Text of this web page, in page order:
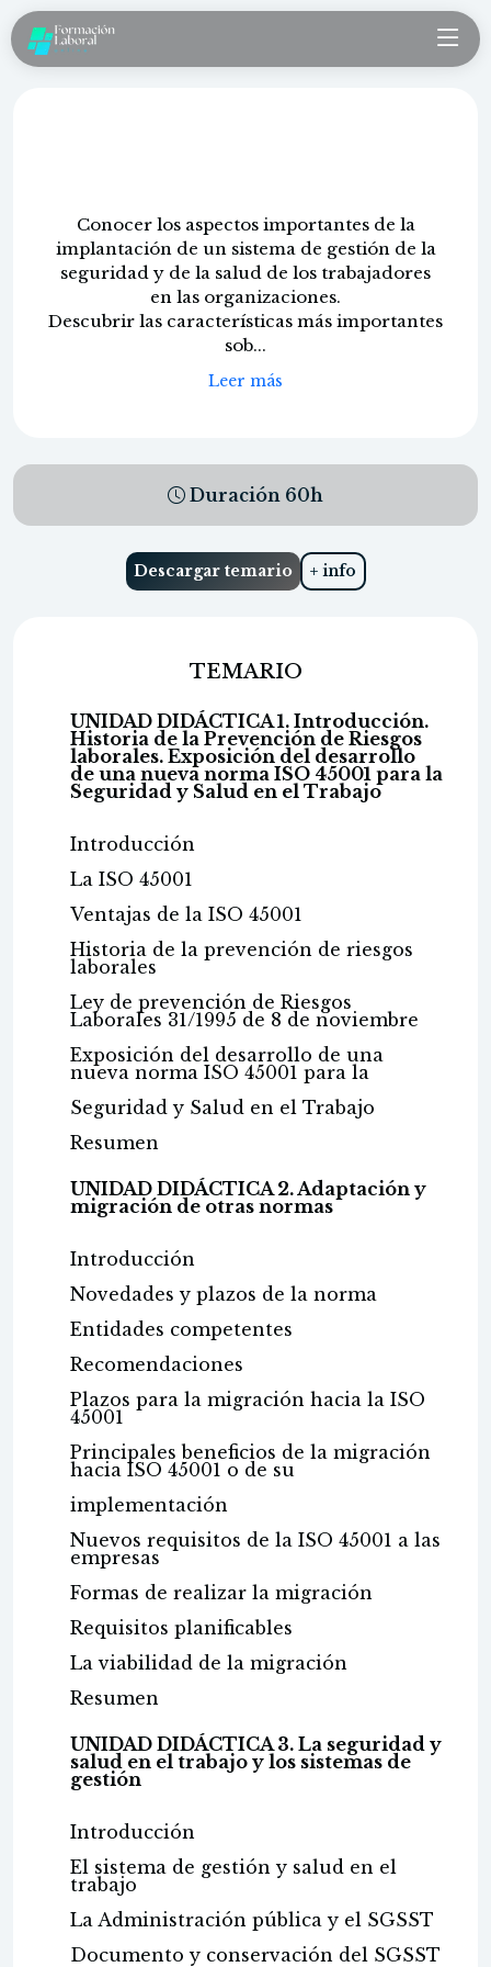
Conocer los aspectos importantes de la
implantación de un sistema de gestión de la
seguridad y de la salud de los trabajadores
en las organizaciones.
Descubrir las características más importantes
sob...
Leer más
Duración 60h
Descargar temario + info
TEMARIO
UNIDAD DIDÁCTICA 1. Introducción.
Historia de la Prevención de Riesgos
laborales. Exposición del desarrollo
de una nueva norma ISO 45001 para la
Seguridad y Salud en el Trabajo
Introducción
La ISO 45001
Ventajas de la ISO 45001
Historia de la prevención de riesgos
laborales
Ley de prevención de Riesgos
Laborales 31/1995 de 8 de noviembre
Exposición del desarrollo de una
nueva norma ISO 45001 para la
Seguridad y Salud en el Trabajo
Resumen
UNIDAD DIDÁCTICA 2. Adaptación y
migración de otras normas
Introducción
Novedades y plazos de la norma
Entidades competentes
Recomendaciones
Plazos para la migración hacia la ISO
45001
Principales beneficios de la migración
hacia ISO 45001 o de su
implementación
Nuevos requisitos de la ISO 45001 a las
empresas
Formas de realizar la migración
Requisitos planificables
La viabilidad de la migración
Resumen
UNIDAD DIDÁCTICA 3. La seguridad y
salud en el trabajo y los sistemas de
gestión
Introducción
El sistema de gestión y salud en el
trabajo
La Administración pública y el SGSST
Documento y conservación del SGSST